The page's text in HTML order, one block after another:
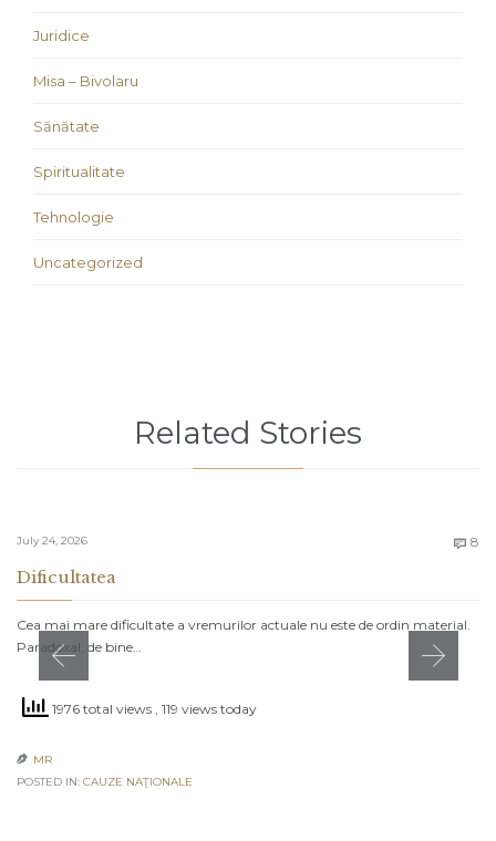
Juridice
Misa – Bivolaru
Sănătate
Spiritualitate
Tehnologie
Uncategorized
Related Stories
July 24, 2026  8
Dificultatea
Cea mai mare dificultate a vremurilor actuale nu este de ordin material.
Paradoxal, de bine…
1976 total views , 119 views today
 MR
POSTED IN: CAUZE NAŢIONALE